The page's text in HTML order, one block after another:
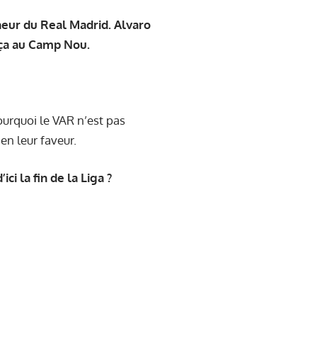
du Real Madrid. Alvaro
au Camp Nou.
le VAR n’est pas
leur faveur.
la fin de la Liga ?